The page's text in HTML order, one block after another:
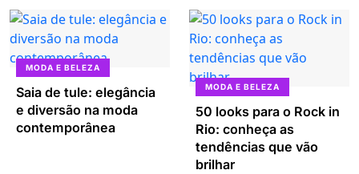
MODA E BELEZA
Saia de tule: elegância
e diversão na moda
contemporânea
MODA E BELEZA
50 looks para o Rock in
Rio: conheça as
tendências que vão
brilhar